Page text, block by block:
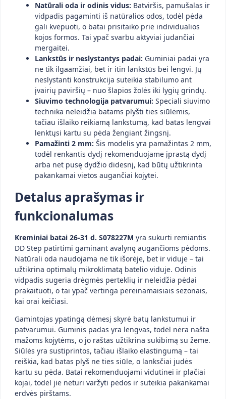
Natūrali oda ir odinis vidus: Batviršis, pamušalas ir
vidpadis pagaminti iš natūralios odos, todėl pėda
gali kvėpuoti, o batai prisitaiko prie individualios
kojos formos. Tai ypač svarbu aktyviai judančiai
mergaitei.
Lankstūs ir neslystantys padai: Guminiai padai yra
ne tik ilgaamžiai, bet ir itin lankstūs bei lengvi. Jų
neslystanti konstrukcija suteikia stabilumo ant
įvairių paviršių – nuo šlapios žolės iki lygių grindų.
Siuvimo technologija patvarumui: Speciali siuvimo
technika neleidžia batams plyšti ties siūlėmis,
tačiau išlaiko reikiamą lankstumą, kad batas lengvai
lenktųsi kartu su pėda žengiant žingsnį.
Pamažinti 2 mm: Šis modelis yra pamažintas 2 mm,
todėl renkantis dydį rekomenduojame įprastą dydį
arba net pusę dydžio didesnį, kad būtų užtikrinta
pakankamai vietos augančiai kojytei.
Detalus aprašymas ir
funkcionalumas
Kreminiai batai 26-31 d. S078227M yra sukurti remiantis
DD Step patirtimi gaminant avalynę augančioms pėdoms.
Natūrali oda naudojama ne tik išorėje, bet ir viduje – tai
užtikrina optimalų mikroklimatą batelio viduje. Odinis
vidpadis sugeria drėgmės perteklių ir neleidžia pėdai
prakaituoti, o tai ypač vertinga pereinamaisiais sezonais,
kai orai keičiasi.
Gamintojas ypatingą dėmesį skyrė batų lankstumui ir
patvarumui. Guminis padas yra lengvas, todėl nėra našta
mažoms kojytėms, o jo raštas užtikrina sukibimą su žeme.
Siūlės yra sustiprintos, tačiau išlaiko elastingumą – tai
reiškia, kad batas plyš ne ties siūle, o lanksčiai judės
kartu su pėda. Batai rekomenduojami vidutinei ir plačiai
kojai, todėl jie neturi varžyti pėdos ir suteikia pakankamai
erdvės pirštams.